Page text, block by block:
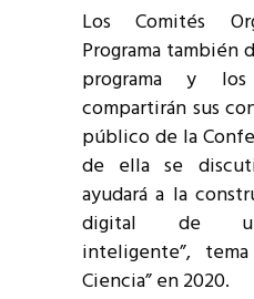
Los Comités
Programa también
programa y
compartirán sus
público de la
de ella se
ayudará a la
digital de
inteligente”,
Ciencia” en 2020.